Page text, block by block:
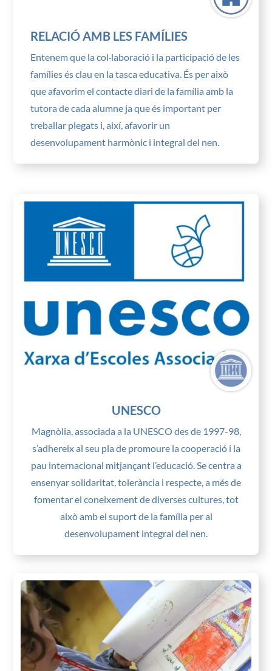
RELACIÓ AMB LES FAMÍLIES
Entenem que la col·laboració i la participació de les
famílies és clau en la tasca educativa. És per això
que afavorim el contacte diari de la família amb la
tutora de cada alumne ja que és important per
treballar plegats i, així, afavorir un
desenvolupament harmònic i integral del nen.
UNESCO
Magnòlia, associada a la UNESCO des de 1997-98,
s’adhereix al seu pla de promoure la cooperació i la
pau internacional mitjançant l’educació. Se centra a
ensenyar solidaritat, tolerància i respecte, a més de
fomentar el coneixement de diverses cultures, tot
això amb el suport de la família per al
desenvolupament integral del nen.